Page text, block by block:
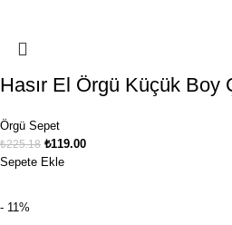
Hasır El Örgü Küçük Boy
Örgü Sepet
₺225.18 ₺119.00
Sepete Ekle
- 11%